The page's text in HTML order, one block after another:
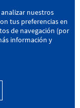
nuestros
tus preferencias en
de navegación (por
información y